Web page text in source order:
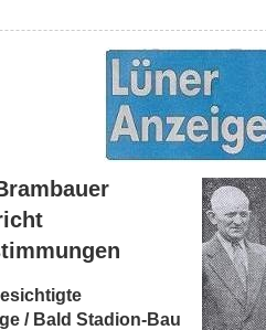
/ Bald Stadion-Bau